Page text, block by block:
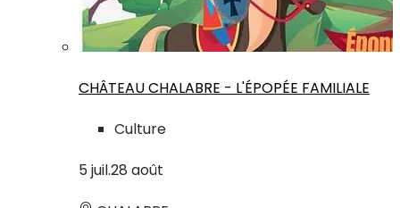
CHÂTEAU CHALABRE - L'ÉPOPÉE FAMILIALE
Culture
5 juil.28 août